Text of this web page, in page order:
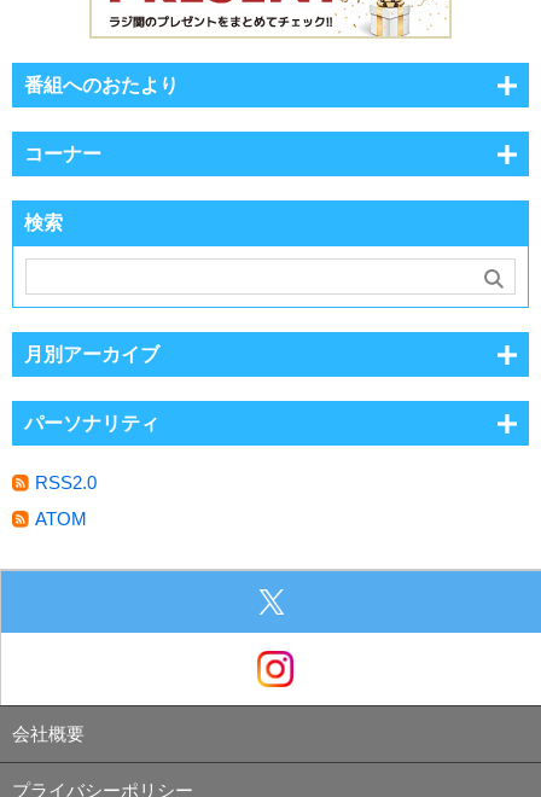
番組へのおたより
コーナー
検索
月別アーカイブ
パーソナリティ
RSS2.0
ATOM
会社概要
プライバシーポリシー